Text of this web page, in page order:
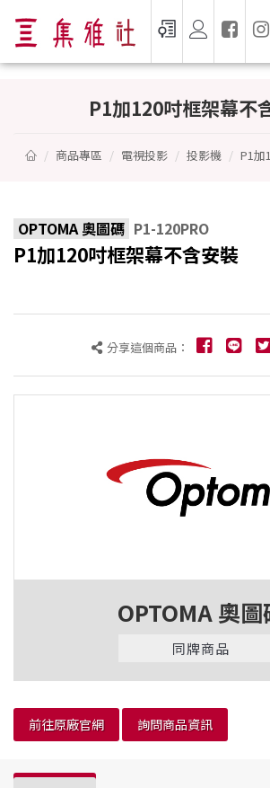
P1加120吋框架幕不含安裝 -
P1加120吋框架幕不
商品專區 電視投影 投影機 P1加
OPTOMA 奧圖碼 P1-120PRO
P1加120吋框架幕不含安裝
分享這個商品：
OPTOMA 奧圖
同牌商品
前往原廠官網 詢問商品資訊